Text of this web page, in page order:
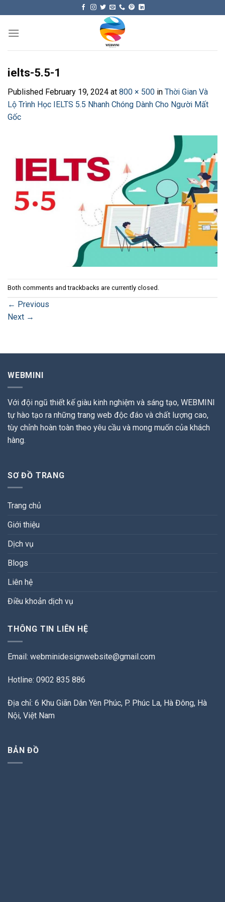
content
ielts-5.5-1
Published February 19, 2024 at 800 × 500 in Thời Gian Và
Lộ Trình Học IELTS 5.5 Nhanh Chóng Dành Cho Người Mất
Gốc
Both comments and trackbacks are currently closed.
← Previous
Next →
WEBMINI
Với đội ngũ thiết kế giàu kinh nghiệm và sáng tạo, WEBMINI
tự hào tạo ra những trang web độc đáo và chất lượng cao,
tùy chỉnh hoàn toàn theo yêu cầu và mong muốn của khách
hàng.
SƠ ĐỒ TRANG
Trang chủ
Giới thiệu
Dịch vụ
Blogs
Liên hệ
Điều khoản dịch vụ
THÔNG TIN LIÊN HỆ
Email: webminidesignwebsite@gmail.com
Hotline: 0902 835 886
Địa chỉ: 6 Khu Giãn Dân Yên Phúc, P. Phúc La, Hà Đông, Hà
Nội, Việt Nam
BẢN ĐỒ